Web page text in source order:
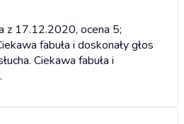
z 17.12.2020, ocena 5;
fabuła i doskonały głos
Ciekawa fabuła i